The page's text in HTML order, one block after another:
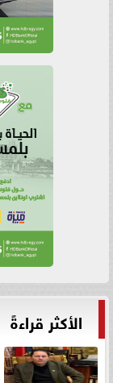
الأكثر قراءةً